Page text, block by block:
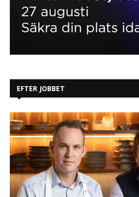
EFTER JOBBET